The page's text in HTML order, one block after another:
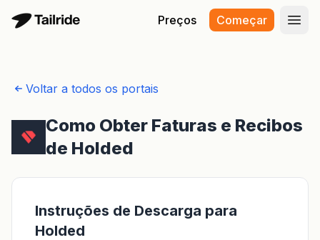
Preços Começar
Voltar a todos os portais
Como Obter Faturas e Recibos
de Holded
Instruções de Descarga para
Holded